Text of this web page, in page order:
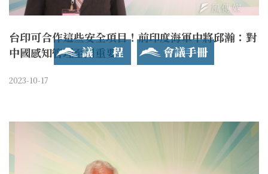
議程 會議手冊
台印可合作這些安全項目！前印度海軍中將邱瀚：對
中國感知管理至關重要
2023-10-17